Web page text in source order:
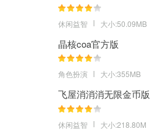
休闲益智 大小:50.09MB
晶核coa官方版
角色扮演 大小:355MB
飞屋消消消无限金币版
休闲益智 大小:218.80M